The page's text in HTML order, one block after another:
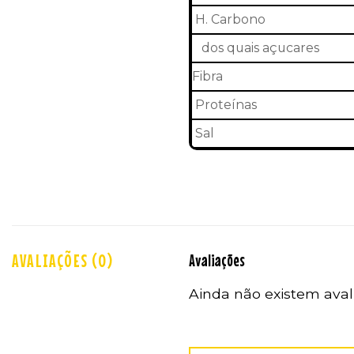
H. Carbono
dos quais açucares
Fibra
Proteínas
Sal
AVALIAÇÕES (0) Avaliações
Ainda não existem